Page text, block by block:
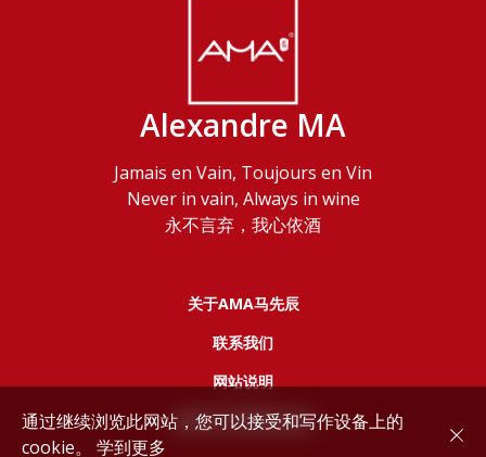
Alexandre MA
Jamais en Vain, Toujours en Vin
Never in vain, Always in wine
永不言弃，我心依酒
关于AMA马先辰
联系我们
网站说明
服务协议和隐私政策
通过继续浏览此网站，您可以接受和写作设备上的
cookie。 学到更多